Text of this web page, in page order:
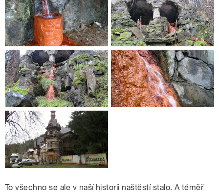
To všechno se ale v naší historii naštěstí stalo. A téměř